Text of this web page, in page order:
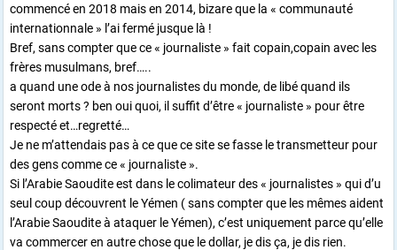
commencé en 2018 mais en 2014, bizare que la « communauté
internationnale » l’ai fermé jusque là !
Bref, sans compter que ce « journaliste » fait copain,copain avec les
frères musulmans, bref…..
a quand une ode à nos journalistes du monde, de libé quand ils
seront morts ? ben oui quoi, il suffit d’être « journaliste » pour être
respecté et…regretté…
Je ne m’attendais pas à ce que ce site se fasse le transmetteur pour
des gens comme ce « journaliste ».
Si l’Arabie Saoudite est dans le colimateur des « journalistes » qui d’u
seul coup découvrent le Yémen ( sans compter que les mêmes aident
l’Arabie Saoudite à ataquer le Yémen), c’est uniquement parce qu’elle
va commercer en autre chose que le dollar, je dis ça, je dis rien.